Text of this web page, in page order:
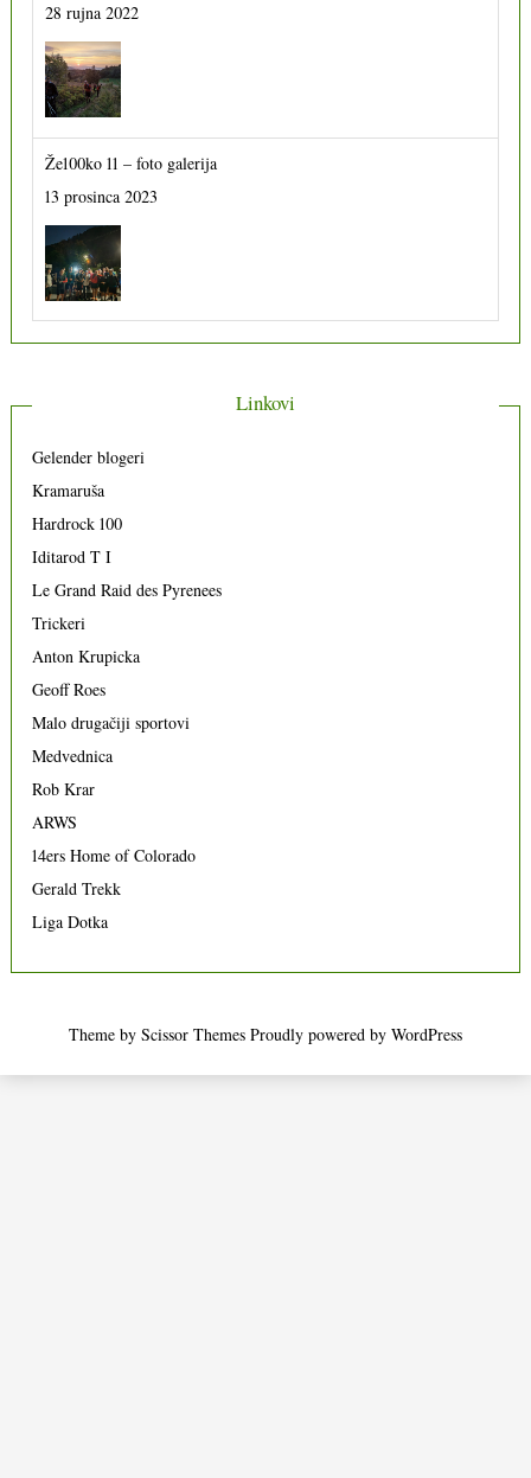
28 rujna 2022
Že100ko 11 – foto galerija
13 prosinca 2023
Linkovi
Gelender blogeri
Kramaruša
Hardrock 100
Iditarod T I
Le Grand Raid des Pyrenees
Trickeri
Anton Krupicka
Geoff Roes
Malo drugačiji sportovi
Medvednica
Rob Krar
ARWS
14ers Home of Colorado
Gerald Trekk
Liga Dotka
Theme by Scissor Themes Proudly powered by WordPress